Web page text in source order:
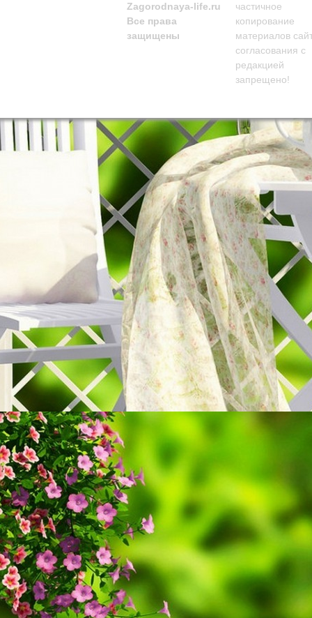
Zagorodnaya-life.ru
Все права
защищены
частичное
копирование
материалов
согласования с
редакцией
запрещено!